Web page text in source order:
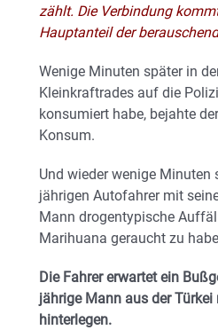
zählt. Die Verbindung
Hauptanteil der
Wenige Minuten später in
Kleinkraftrades auf die
konsumiert habe, bejahte
Konsum.
Und wieder wenige
jährigen Autofahrer mit
Mann drogentypische
Marihuana geraucht zu
Die Fahrer erwartet ein
jährige Mann aus der
hinterlegen.